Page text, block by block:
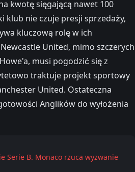
kwotę sięgającą nawet 100
klub nie czuje presji sprzedaży,
kluczową rolę w ich
United, mimo szczerych
musi pogodzić się z
traktuje projekt sportowy
United. Ostateczna
Anglików do wyłożenia
Serie B. Monaco rzuca wyzwanie